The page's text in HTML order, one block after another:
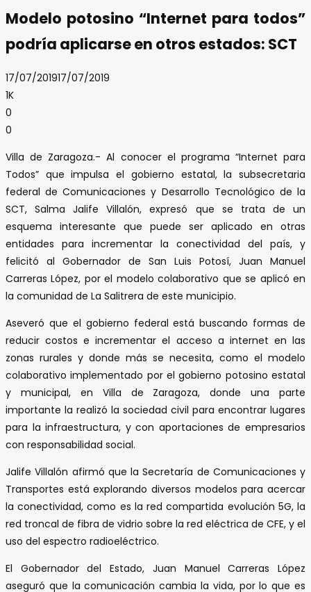
Modelo potosino “Internet para todos”
podría aplicarse en otros estados: SCT
17/07/201917/07/2019
1K
0
0
Villa de Zaragoza.- Al conocer el programa “Internet para
Todos” que impulsa el gobierno estatal, la subsecretaria
federal de Comunicaciones y Desarrollo Tecnológico de la
SCT, Salma Jalife Villalón, expresó que se trata de un
esquema interesante que puede ser aplicado en otras
entidades para incrementar la conectividad del país, y
felicitó al Gobernador de San Luis Potosí, Juan Manuel
Carreras López, por el modelo colaborativo que se aplicó en
la comunidad de La Salitrera de este municipio.
Aseveró que el gobierno federal está buscando formas de
reducir costos e incrementar el acceso a internet en las
zonas rurales y donde más se necesita, como el modelo
colaborativo implementado por el gobierno potosino estatal
y municipal, en Villa de Zaragoza, donde una parte
importante la realizó la sociedad civil para encontrar lugares
para la infraestructura, y con aportaciones de empresarios
con responsabilidad social.
Jalife Villalón afirmó que la Secretaría de Comunicaciones y
Transportes está explorando diversos modelos para acercar
la conectividad, como es la red compartida evolución 5G, la
red troncal de fibra de vidrio sobre la red eléctrica de CFE, y el
uso del espectro radioeléctrico.
El Gobernador del Estado, Juan Manuel Carreras López
aseguró que la comunicación cambia la vida, por lo que es